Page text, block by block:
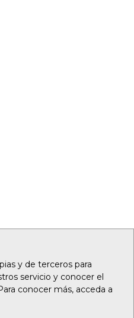
y de terceros para
servicio y conocer el
conocer más, acceda a